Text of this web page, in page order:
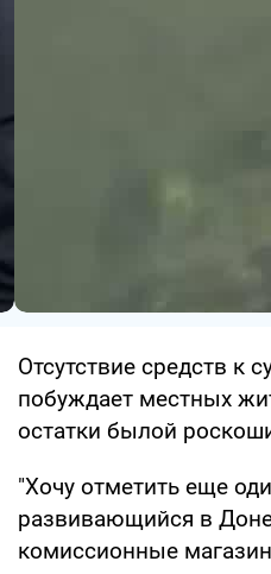
Отсутствие средств к
побуждает местных
остатки былой
"Хочу отметить еще
развивающийся в
комиссионные